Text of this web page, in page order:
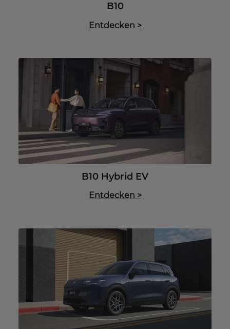
B10
Entdecken >
B10 Hybrid EV
Entdecken >